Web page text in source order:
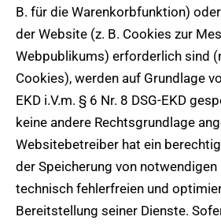
B. für die Warenkorbfunktion)
der Website (z. B. Cookies zur
Webpublikums) erforderlich sind
Cookies), werden auf Grundlage
EKD i.V.m. § 6 Nr. 8 DSG-EKD
keine andere Rechtsgrundlage
Websitebetreiber hat ein
der Speicherung von notwendigen
technisch fehlerfreien und
Bereitstellung seiner Dienste.